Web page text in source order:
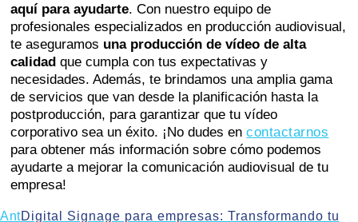
aquí para ayudarte. Con nuestro equipo de
profesionales especializados en producción audiovisual,
te aseguramos una producción de vídeo de alta
calidad que cumpla con tus expectativas y
necesidades. Además, te brindamos una amplia gama
de servicios que van desde la planificación hasta la
postproducción, para garantizar que tu vídeo
corporativo sea un éxito. ¡No dudes encontactarnos
para obtener más información sobre cómo podemos
ayudarte a mejorar la comunicación audiovisual de tu
empresa!
AntDigital Signage para empresas: Transformando tu